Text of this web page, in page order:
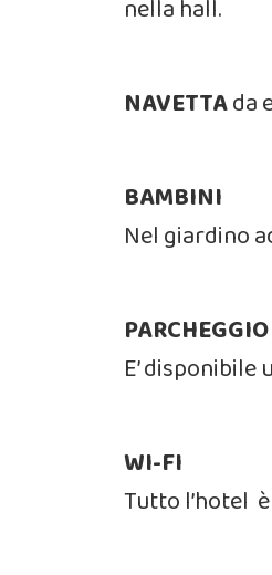
nella hall.
NAVETTAda
BAMBINI
Nel giardino
PARCHEGGIO
E’
WI-FI
Tutto l’hotel